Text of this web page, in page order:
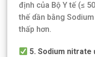
định của Bộ Y tế (≤
thế dần bằng
thấp hơn.
5. Sodium nitrate